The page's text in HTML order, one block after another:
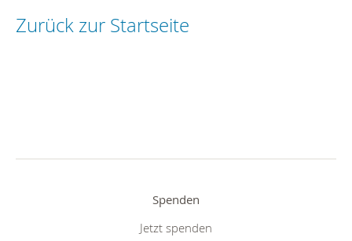
Zurück zur Startseite
Spenden
Jetzt spenden